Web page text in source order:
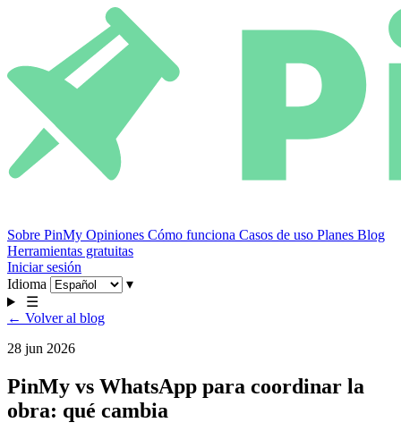
Sobre PinMy Opiniones Cómo funciona Casos de uso Planes Blog
Herramientas gratuitas
Iniciar sesión
Idioma
▾
☰
← Volver al blog
28 jun 2026
PinMy vs WhatsApp para coordinar la
obra: qué cambia